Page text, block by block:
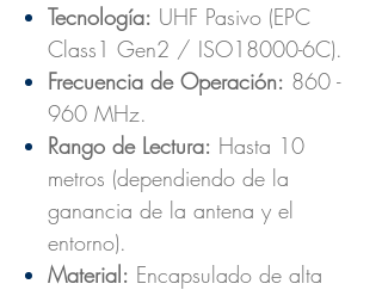
Tecnología: UHF Pasivo (EPC
Class1 Gen2 / ISO18000-6C).
Frecuencia de Operación: 860 -
960 MHz.
Rango de Lectura: Hasta 10
metros (dependiendo de la
ganancia de la antena y el
entorno).
Material: Encapsulado de alta